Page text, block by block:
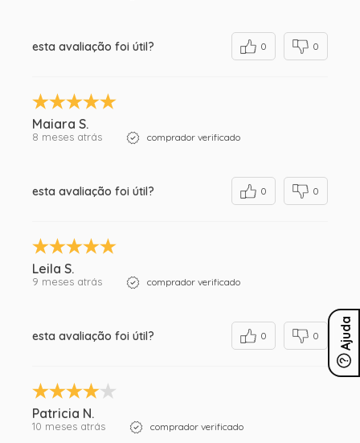
esta avaliação foi útil? 0 0
Maiara S.
8 meses atrás comprador verificado
esta avaliação foi útil? 0 0
Leila S.
9 meses atrás comprador verificado
esta avaliação foi útil? 0 0
Patricia N.
10 meses atrás comprador verificado
Ajuda